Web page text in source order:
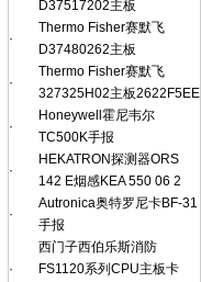
D37517202主板
·
Thermo Fisher赛默飞
D37480262主板
·
Thermo Fisher赛默飞
327325H02主板2622F5EE
·
Honeywell霍尼韦尔
TC500K手报
·
HEKATRON探测器ORS
142 E烟感KEA 550 06 2
·
Autronica奥特罗尼卡BF-31
手报
·
西门子西伯乐斯消防
FS1120系列CPU主板卡